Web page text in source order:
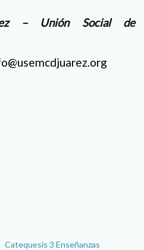
– Unión Social de
Catequesis 3 Enseñanzas